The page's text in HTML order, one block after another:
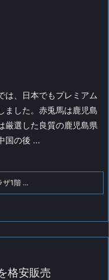
は、日本でもプレミアム
ました。赤兎馬は鹿児島
厳選した良質の鹿児島県
国の後 ...
ザ1階 ...
格安販売